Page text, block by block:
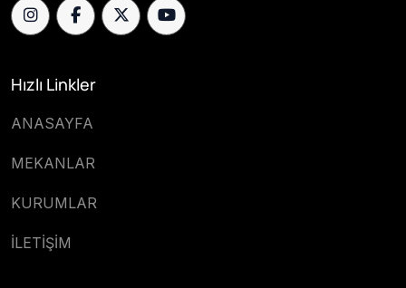
Hızlı Linkler
ANASAYFA
MEKANLAR
KURUMLAR
İLETİŞİM